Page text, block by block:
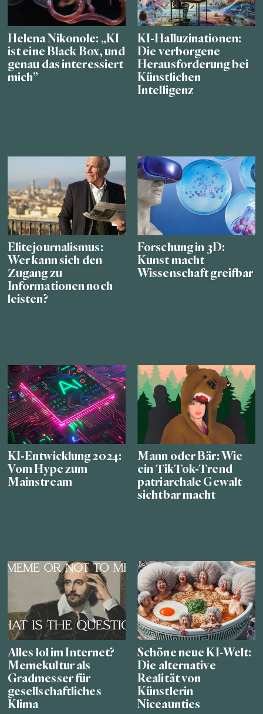
Helena Nikonole: „KI
ist eine Black Box, und
genau das interessiert
mich”
KI-Halluzinationen:
Die verborgene
Herausforderung bei
Künstlichen
Intelligenz
Elitejournalismus:
Wer kann sich den
Zugang zu
Informationen noch
leisten?
Forschung in 3D:
Kunst macht
Wissenschaft greifbar
KI-Entwicklung 2024:
Vom Hype zum
Mainstream
Mann oder Bär: Wie
ein TikTok-Trend
patriarchale Gewalt
sichtbar macht
Alles lol im Internet?
Memekultur als
Gradmesser für
gesellschaftliches
Klima
Schöne neue KI-Welt:
Die alternative
Realität von
Künstlerin
Niceaunties